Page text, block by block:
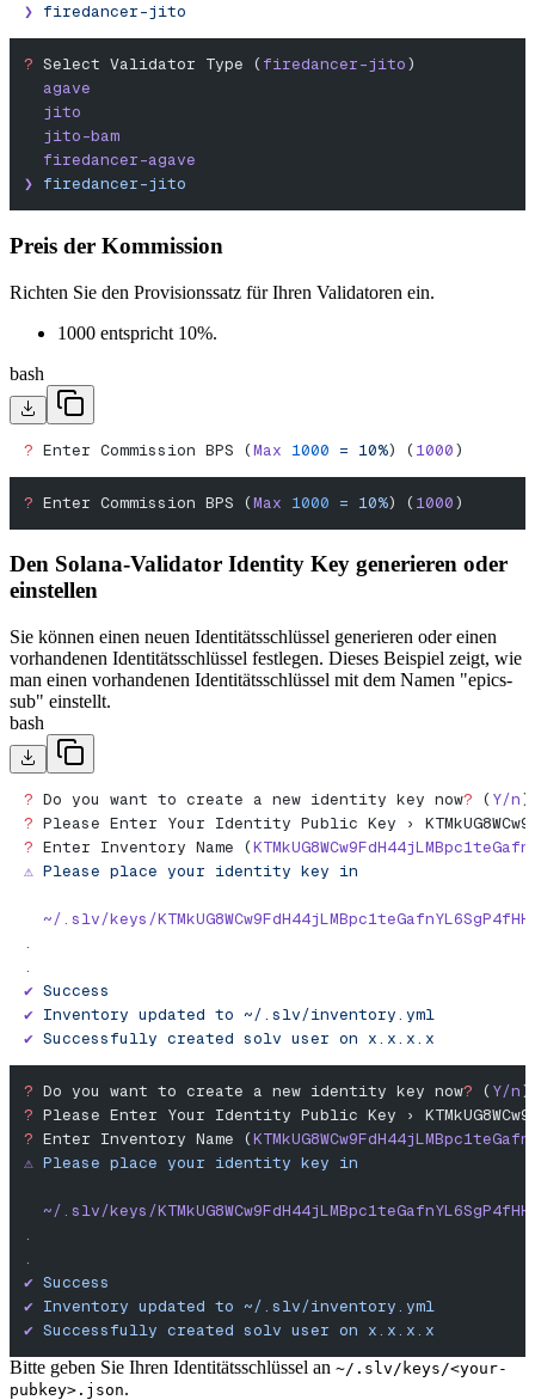
❯ firedancer-jito
? Select Validator Type ( firedancer-jito)
  agave
  jito
  jito-bam
  firedancer-agave
❯ firedancer-jito
Preis der Kommission
Richten Sie den Provisionssatz für Ihren Validatoren ein.
1000 entspricht 10%.
bash
? Enter Commission BPS (Max 1000 = 10%) (1000)
? Enter Commission BPS (Max 1000 = 10%) ( 1000)
Den Solana-Validator Identity Key generieren oder
einstellen
Sie können einen neuen Identitätsschlüssel generieren oder einen
vorhandenen Identitätsschlüssel festlegen. Dieses Beispiel zeigt, wie
man einen vorhandenen Identitätsschlüssel mit dem Namen "epics-
sub" einstellt.
bash
? Do you want to create a new identity key now? (Y/n)
? Please Enter Your Identity Public Key ›
? Enter Inventory Name (
⚠️ Please place your identity key in
~/.slv/keys/
.
.
✔︎ Success
✔ Inventory updated to ~/.slv/inventory.yml
✔ Successfully created solv user on x.x.x.x
? Do you want to create a new identity key now? ( Y/n)
? Please Enter Your Identity Public Key ›
? Enter Inventory Name (
⚠️ Please place your identity key in
~/.slv/keys/
.
.
✔︎ Success
✔ Inventory updated to ~/.slv/inventory.yml
✔ Successfully created solv user on x.x.x.x
Bitte geben Sie Ihren Identitätsschlüssel an ~/.slv/keys/<your-
pubkey>.json.